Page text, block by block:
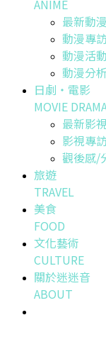
ANIME
最新動
動漫專訪
動漫活
動漫分
日劇・電影
MOVIE
最新影
影視專
觀後感/
旅遊
TRAVEL
美食
FOOD
文化藝術
CULTURE
關於迷迷音
ABOUT